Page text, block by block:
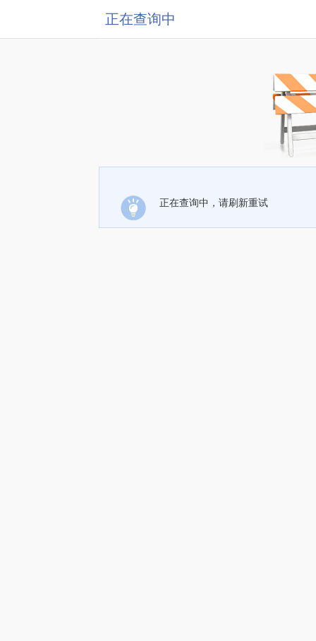
正在查询中
正在查询中，请刷新重试